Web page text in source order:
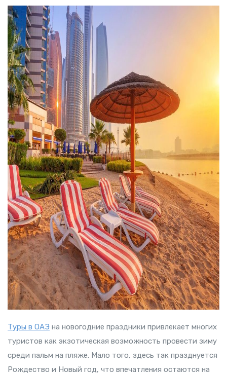
Туры в ОАЭ на новогодние праздники привлекает многих
туристов как экзотическая возможность провести зиму
среди пальм на пляже. Мало того, здесь так празднуется
Рождество и Новый год, что впечатления остаются на